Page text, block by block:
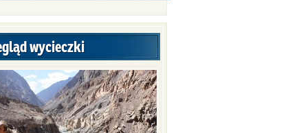
wycieczki